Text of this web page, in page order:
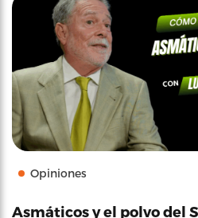
Opiniones
Asmáticos y el polvo del